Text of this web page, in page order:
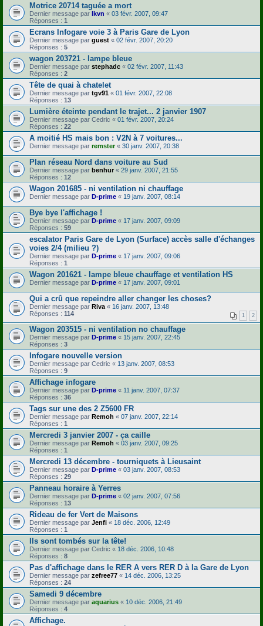
Motrice 20714 taguée a mort
Dernier message par lkvn « 03 févr. 2007, 09:47
Réponses : 1
Ecrans Infogare voie 3 à Paris Gare de Lyon
Dernier message par guest « 02 févr. 2007, 20:20
Réponses : 5
wagon 203721 - lampe bleue
Dernier message par stephadc « 02 févr. 2007, 11:43
Réponses : 2
Tête de quai à chatelet
Dernier message par tgv91 « 01 févr. 2007, 22:08
Réponses : 13
Lumière éteinte pendant le trajet... 2 janvier 1907
Dernier message par Cedric « 01 févr. 2007, 20:24
Réponses : 22
A moitié HS mais bon : V2N à 7 voitures...
Dernier message par remster« 30 janv. 2007, 20:38
Plan réseau Nord dans voiture au Sud
Dernier message par benhur « 29 janv. 2007, 21:55
Réponses : 12
Wagon 201685 - ni ventilation ni chauffage
Dernier message par D-prime « 19 janv. 2007, 08:14
Bye bye l'affichage !
Dernier message par D-prime « 17 janv. 2007, 09:09
Réponses : 59
escalator Paris Gare de Lyon (Surface) accès salle d'échanges
voies 2/4 (milieu ?)
Dernier message par D-prime « 17 janv. 2007, 09:06
Réponses : 1
Wagon 201621 - lampe bleue chauffage et ventilation HS
Dernier message par D-prime « 17 janv. 2007, 09:01
Qui a crû que repeindre aller changer les choses?
Dernier message par Riva « 16 janv. 2007, 13:48
Réponses : 114 1 2
Wagon 203515 - ni ventilation no chauffage
Dernier message par D-prime « 15 janv. 2007, 22:45
Réponses : 3
Infogare nouvelle version
Dernier message par Cedric « 13 janv. 2007, 08:53
Réponses : 9
Affichage infogare
Dernier message par D-prime « 11 janv. 2007, 07:37
Réponses : 36
Tags sur une des 2 Z5600 FR
Dernier message par Remoh « 07 janv. 2007, 22:14
Réponses : 1
Mercredi 3 janvier 2007 - ça caille
Dernier message par Remoh « 03 janv. 2007, 09:25
Réponses : 1
Mercredi 13 décembre - tourniquets à Lieusaint
Dernier message par D-prime « 03 janv. 2007, 08:53
Réponses : 29
Panneau horaire à Yerres
Dernier message par D-prime « 02 janv. 2007, 07:56
Réponses : 13
Rideau de fer Vert de Maisons
Dernier message par Jenfi « 18 déc. 2006, 12:49
Réponses : 1
Ils sont tombés sur la tête!
Dernier message par Cedric « 18 déc. 2006, 10:48
Réponses : 8
Pas d'affichage dans le RER A vers RER D à la Gare de Lyon
Dernier message par zefree77 « 14 déc. 2006, 13:25
Réponses : 24
Samedi 9 décembre
Dernier message par aquarius « 10 déc. 2006, 21:49
Réponses : 4
Affichage.